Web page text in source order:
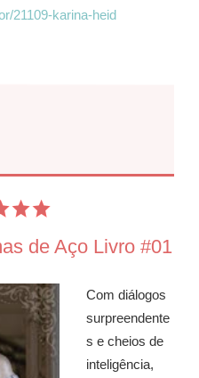
21109-karina-heid
de Aço Livro #01
Com diálogos
surpreendente
s e cheios de
inteligência,